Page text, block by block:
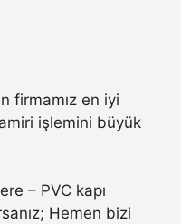
firmamız en iyi
işlemini büyük
– PVC kapı
Hemen bizi